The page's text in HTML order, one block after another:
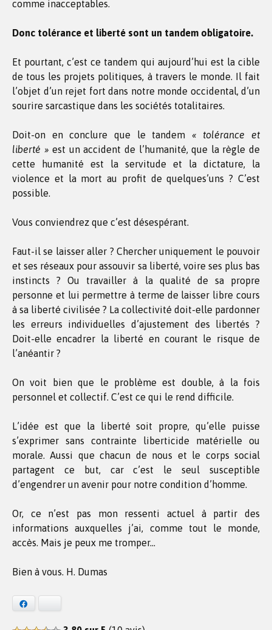
comme inacceptables.
Donc tolérance et liberté sont un tandem obligatoire.
Et pourtant, c’est ce tandem qui aujourd’hui est la cible
de tous les projets politiques, à travers le monde. Il fait
l’objet d’un rejet fort dans notre monde occidental, d’un
sourire sarcastique dans les sociétés totalitaires.
Doit-on en conclure que le tandem « tolérance et
liberté » est un accident de l’humanité, que la règle de
cette humanité est la servitude et la dictature, la
violence et la mort au profit de quelques’uns ? C’est
possible.
Vous conviendrez que c’est désespérant.
Faut-il se laisser aller ? Chercher uniquement le pouvoir
et ses réseaux pour assouvir sa liberté, voire ses plus bas
instincts ? Ou travailler à la qualité de sa propre
personne et lui permettre à terme de laisser libre cours
à sa liberté civilisée ? La collectivité doit-elle pardonner
les erreurs individuelles d’ajustement des libertés ?
Doit-elle encadrer la liberté en courant le risque de
l’anéantir ?
On voit bien que le problème est double, à la fois
personnel et collectif. C’est ce qui le rend difficile.
L’idée est que la liberté soit propre, qu’elle puisse
s’exprimer sans contrainte liberticide matérielle ou
morale. Aussi que chacun de nous et le corps social
partagent ce but, car c’est le seul susceptible
d’engendrer un avenir pour notre condition d’homme.
Or, ce n’est pas mon ressenti actuel à partir des
informations auxquelles j’ai, comme tout le monde,
accès. Mais je peux me tromper…
Bien à vous. H. Dumas